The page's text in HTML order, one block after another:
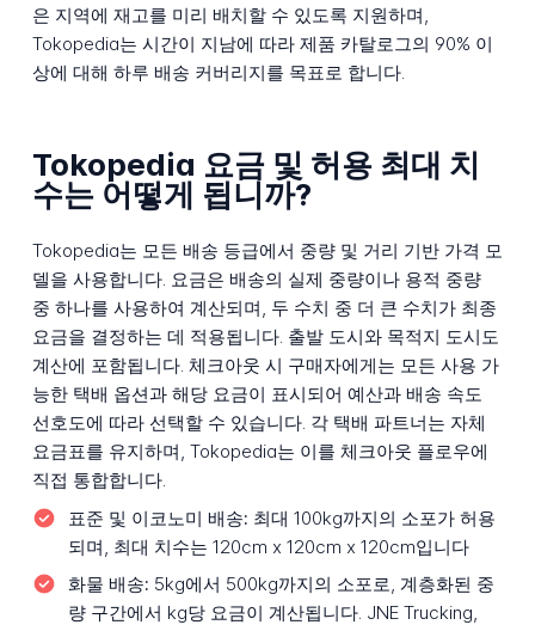
은 지역에 재고를 미리 배치할 수 있도록 지원하며,
Tokopedia는 시간이 지남에 따라 제품 카탈로그의 90% 이
상에 대해 하루 배송 커버리지를 목표로 합니다.
Tokopedia 요금 및 허용 최대 치
수는 어떻게 됩니까?
Tokopedia는 모든 배송 등급에서 중량 및 거리 기반 가격 모
델을 사용합니다. 요금은 배송의 실제 중량이나 용적 중량
중 하나를 사용하여 계산되며, 두 수치 중 더 큰 수치가 최종
요금을 결정하는 데 적용됩니다. 출발 도시와 목적지 도시도
계산에 포함됩니다. 체크아웃 시 구매자에게는 모든 사용 가
능한 택배 옵션과 해당 요금이 표시되어 예산과 배송 속도
선호도에 따라 선택할 수 있습니다. 각 택배 파트너는 자체
요금표를 유지하며, Tokopedia는 이를 체크아웃 플로우에
직접 통합합니다.
표준 및 이코노미 배송: 최대 100kg까지의 소포가 허용
되며, 최대 치수는 120cm x 120cm x 120cm입니다
화물 배송: 5kg에서 500kg까지의 소포로, 계층화된 중
량 구간에서 kg당 요금이 계산됩니다. JNE Trucking,